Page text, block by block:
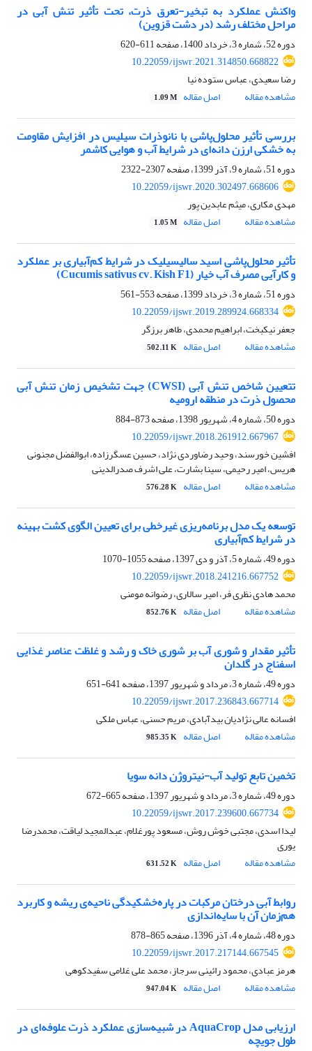
واکنش عملکرد به تبخیر-تعرق ذرت، تحت تأثیر تنش آبی در
مراحل مختلف رشد (در دشت قزوین)
دوره 52، شماره 3، خرداد 1400، صفحه
611-620
10.22059/ijswr.2021.314850.668822
رضا سعیدی، عباس ستوده نیا
مشاهده مقاله
اصل مقاله 1.09 M
بررسی تأثیر محلول‌پاشی با نانوذرات سیلیس در افزایش مقاومت
به خشکی ارزن دانه‌ای در شرایط آب و هوایی کاشمر
دوره 51، شماره 9، آذر 1399، صفحه
2307-2322
10.22059/ijswr.2020.302497.668606
مهدی مکاری، میثم عابدین پور
مشاهده مقاله
اصل مقاله 1.05 M
تأثیر محلول‌پاشی اسید سالیسیلیک در شرایط کم‌آبیاری بر عملکرد
و کارآیی مصرف آب خیار (Cucumis sativus cv. Kish F1)
دوره 51، شماره 3، خرداد 1399، صفحه
553-561
10.22059/ijswr.2019.289924.668334
جعفر نیکبخت، ابراهیم محمدی، طاهر برزگر
مشاهده مقاله
اصل مقاله 502.11 K
تتعیین شاخص تنش آبی (CWSI) جهت تشخیص زمان تنش آبی
محصول ذرت در منطقه ارومیه
دوره 50، شماره 4، شهریور 1398، صفحه
873-884
10.22059/ijswr.2018.261912.667967
افشین خورسند، وحید رضاوردی نژاد، حسین عسگرزاده، ابوالفضل مجنونی
هریس، امیر رحیمی، سینا بشارت، علی اشرف صدرالدینی
مشاهده مقاله
اصل مقاله 576.28 K
توسعه یک مدل برنامه‌ریزی غیرخطی برای تعیین الگوی کشت بهینه
در شرایط کم‌آبیاری
دوره 49، شماره 5، آذر و دی 1397، صفحه
1055-1070
10.22059/ijswr.2018.241216.667752
محمد هادی نظری فر، امیر سالاری، رضوانه مومنی
مشاهده مقاله
اصل مقاله 852.76 K
تأثیر مقدار و شوری آب بر شوری خاک و رشد و غلظت عناصر غذایی
اسفناج در گلدان
دوره 49، شماره 3، مرداد و شهریور 1397، صفحه
641-651
10.22059/ijswr.2017.236843.667714
افسانه عالی نژادیان بیدآبادی، مریم حسنی، عباس ملکی
مشاهده مقاله
اصل مقاله 985.35 K
تخمین تابع تولید آب-نیتروژن دانه سویا
دوره 49، شماره 3، مرداد و شهریور 1397، صفحه
665-672
10.22059/ijswr.2017.239600.667734
لیدا اسدی، مجتبی خوش روش، مسعود پورغلام، عبدالمجید لیاقت، محمدرضا
یوری
مشاهده مقاله
اصل مقاله 631.52 K
روابط آبی درختان مرکبات در پاره‌خشکیدگی ناحیه‌ی ریشه و کاربرد
هم‌زمان آن با سایه‌اندازی
دوره 48، شماره 4، آذر 1396، صفحه
865-878
10.22059/ijswr.2017.217144.667545
هرمز عبادی، محمود رائینی سرجاز، محمد علی غلامی سفیدکوهی
مشاهده مقاله
اصل مقاله 947.04 K
ارزیابی مدل AquaCrop در شبیه‌سازی عملکرد ذرت علوفه‌ای در
طول جویچه